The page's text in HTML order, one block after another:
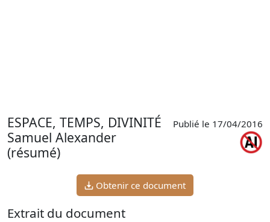
ESPACE, TEMPS, DIVINITÉ
Samuel Alexander
(résumé)
Publié le 17/04/2016
Obtenir ce document
Extrait du document